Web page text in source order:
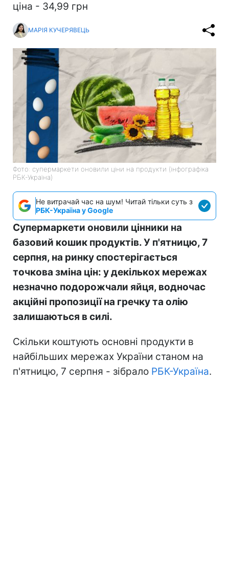
ціна - 34,99 грн
МАРІЯ КУЧЕРЯВЕЦЬ
Фото: супермаркети оновили ціни на продукти (інфографіка
РБК-Україна)
Не витрачай час на шум! Читай тільки суть з
РБК-Україна у Google
Супермаркети оновили цінники на
базовий кошик продуктів. У п'ятницю, 7
серпня, на ринку спостерігається
точкова зміна цін: у декількох мережах
незначно подорожчали яйця, водночас
акційні пропозиції на гречку та олію
залишаються в силі.
Скільки коштують основні продукти в
найбільших мережах України станом на
п'ятницю, 7 серпня - зібрало РБК-Україна.